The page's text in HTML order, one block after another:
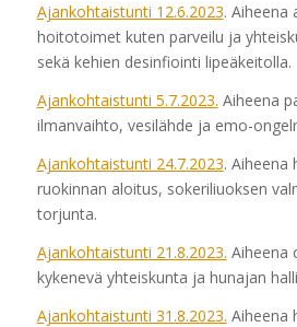
Ajankohtaistunti 12.6.2023. Aiheena
hoitotoimet kuten parveilu ja
sekä kehien desinfiointi lipeäkeitolla.
Ajankohtaistunti 5.7.2023. Aiheena
ilmanvaihto, vesilähde ja emo-
Ajankohtaistunti 24.7.2023. Aiheena
ruokinnan aloitus, sokeriliuoksen
torjunta.
Ajankohtaistunti 21.8.2023. Aiheena
kykenevä yhteiskunta ja hunajan
Ajankohtaistunti 31.8.2023. Aiheena